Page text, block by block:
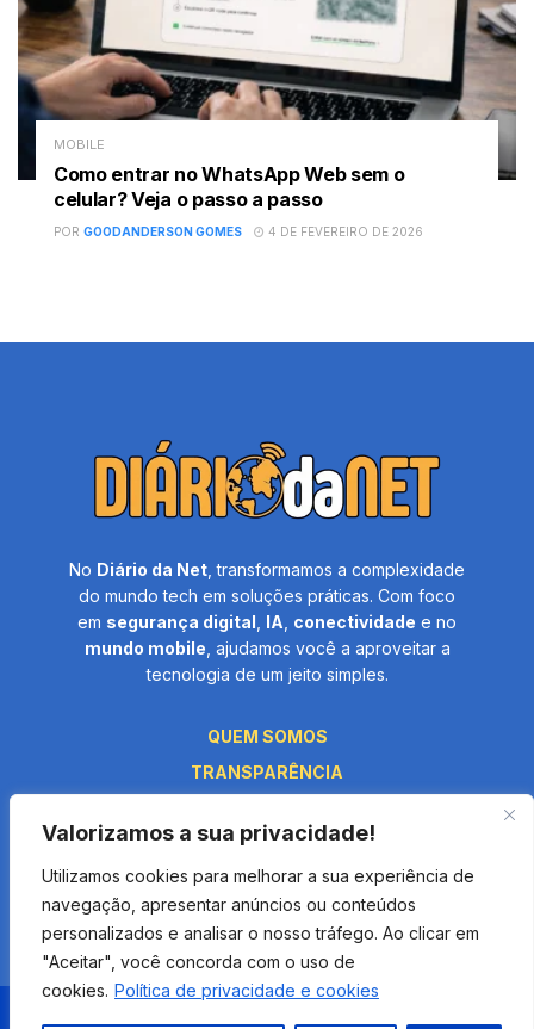
Valorizamos a sua privacidade!
Utilizamos cookies para melhorar a sua experiência de
navegação, apresentar anúncios ou conteúdos
personalizados e analisar o nosso tráfego. Ao clicar em
"Aceitar", você concorda com o uso de
cookies. Política de privacidade e cookies
MOBILE
Como entrar no WhatsApp Web sem o
celular? Veja o passo a passo
POR GOODANDERSON GOMES 4 DE FEVEREIRO DE 2026
No Diário da Net , transformamos a complexidade
do mundo tech em soluções práticas. Com foco
em segurança digital IA conectividade e no
mundo mobile , ajudamos você a aproveitar a
tecnologia de um jeito simples.
QUEM SOMOS
TRANSPARÊNCIA
TERMOS E CONDIÇÕES
FALE CONOSCO